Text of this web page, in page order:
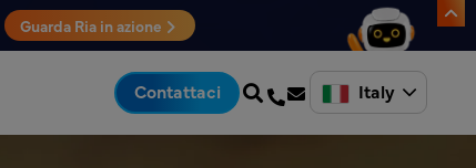
Guarda Ria in azione
Contattaci Italy